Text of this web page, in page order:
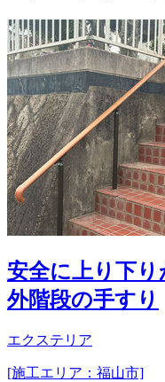
安全に上り下
外階段の手すり
エクステリア
[施工エリア：福山市]